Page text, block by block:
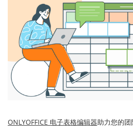
ONLYOFFICE 电子表格编辑器助力您的团